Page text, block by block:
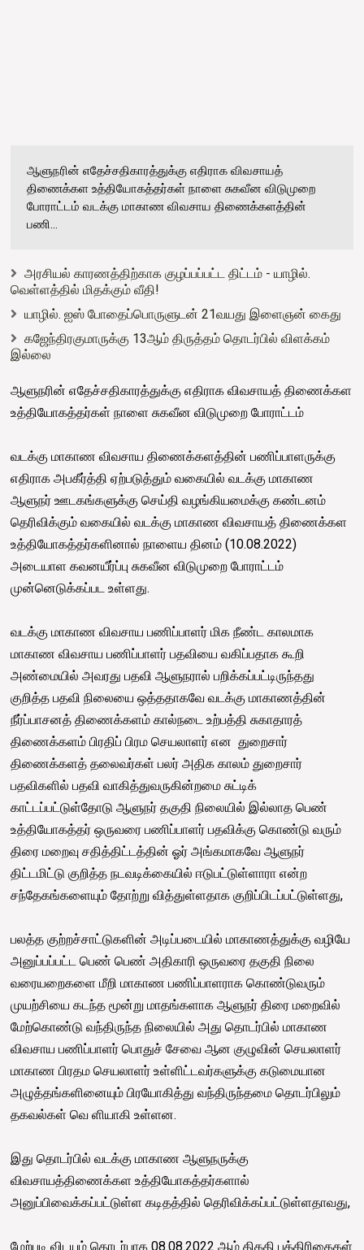
ஆளுநரின் எதேச்சதிகாரத்துக்கு எதிராக விவசாயத்
திணைக்கள உத்தியோகத்தர்கள் நாளை சுகவீன விடுமுறை
போராட்டம் வடக்கு மாகாண விவசாய திணைக்களத்தின்
பணி...
அரசியல் காரணத்திற்காக குழப்பப்பட்ட திட்டம் - யாழில்.
வெள்ளத்தில் மிதக்கும் வீதி!
யாழில். ஐஸ் போதைப்பொருளுடன் 21வயது இளைஞன் கைது
கஜேந்திரகுமாருக்கு 13ஆம் திருத்தம் தொடர்பில் விளக்கம்
இல்லை
ஆளுநரின் எதேச்சதிகாரத்துக்கு எதிராக விவசாயத் திணைக்கள
உத்தியோகத்தர்கள் நாளை சுகவீன விடுமுறை போராட்டம்
வடக்கு மாகாண விவசாய திணைக்களத்தின் பணிப்பாளருக்கு
எதிராக அபகீர்த்தி ஏற்படுத்தும் வகையில் வடக்கு மாகாண
ஆளுநர் ஊடகங்களுக்கு செய்தி வழங்கியமைக்கு கண்டனம்
தெரிவிக்கும் வகையில் வடக்கு மாகாண விவசாயத் திணைக்கள
உத்தியோகத்தர்களினால் நாளைய தினம் (10.08.2022)
அடையாள கவனயீர்ப்பு சுகவீன விடுமுறை போராட்டம்
முன்னெடுக்கப்பட உள்ளது.
வடக்கு மாகாண விவசாய பணிப்பாளர் மிக நீண்ட காலமாக
மாகாண விவசாய பணிப்பாளர் பதவியை வகிப்பதாக கூறி
அண்மையில் அவரது பதவி ஆளுநரால் பறிக்கப்பட்டிருந்தது
குறித்த பதவி நிலையை ஒத்ததாகவே வடக்கு மாகாணத்தின்
நீர்ப்பாசனத் திணைக்களம் கால்நடை உற்பத்தி சுகாதாரத்
திணைக்களம் பிரதிப் பிரம செயலாளர் என துறைசார்
திணைக்களத் தலைவர்கள் பலர் அதிக காலம் துறைசார்
பதவிகளில் பதவி வாகித்துவருகின்றமை சுட்டிக்
காட்டப்பட்டுள்தோடு ஆளுநர் தகுதி நிலையில் இல்லாத பெண்
உத்தியோகத்தர் ஒருவரை பணிப்பாளர் பதவிக்கு கொண்டு வரும்
திரை மறைவு சதித்திட்டத்தின் ஓர் அங்கமாகவே ஆளுநர்
திட்டமிட்டு குறித்த நடவடிக்கையில் ஈடுபட்டுள்ளாரா என்ற
சந்தேகங்களையும் தோற்று வித்துள்ளதாக குறிப்பிடப்பட்டுள்ளது,
பலத்த குற்றச்சாட்டுகளின் அடிப்படையில் மாகாணத்துக்கு வழியே
அனுப்பப்பட்ட பெண் பெண் அதிகாரி ஒருவரை தகுதி நிலை
வரையறைகளை மீறி மாகாண பணிப்பாளராக கொண்டுவரும்
முயற்சியை கடந்த மூன்று மாதங்களாக ஆளுநர் திரை மறைவில்
மேற்கொண்டு வந்திருந்த நிலையில் அது தொடர்பில் மாகாண
விவசாய பணிப்பாளர் பொதுச் சேவை ஆன குழுவின் செயலாளர்
மாகாண பிரதம செயலாளர் உள்ளிட்டவர்களுக்கு கடுமையான
அழுத்தங்களினையும் பிரயோகித்து வந்திருந்தமை தொடர்பிலும்
தகவல்கள் வெ ளியாகி உள்ளன.
இது தொடர்பில் வடக்கு மாகாண ஆளுநருக்கு
விவசாயத்திணைக்கள உத்தியோகத்தர்களால்
அனுப்பிவைக்கப்பட்டுள்ள கடிதத்தில் தெரிவிக்கப்பட்டுள்ளதாவது,
மேற்படி விடயம் தொடர்பாக 08.08.2022 ஆம் திகதி பத்திரிகைகள்